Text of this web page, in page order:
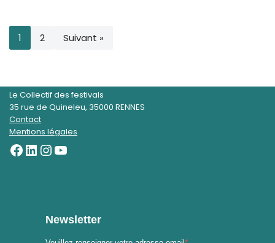
1 2 Suivant »
Le Collectif des festivals
35 rue de Quineleu, 35000 RENNES
Contact
Mentions légales